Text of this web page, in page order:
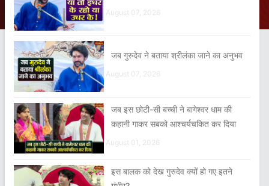
August 07, 2026
जब गुरुदेव ने बताया श्रीलंका जाने का अनुभव
August 07, 2026
जब इस छोटी-सी बच्ची ने बागेश्वर धाम की
कहानी गाकर सबको आश्चर्यचकित कर दिया
August 01, 2026
इस बालक को देख गुरुदेव क्यों हो गए इतने